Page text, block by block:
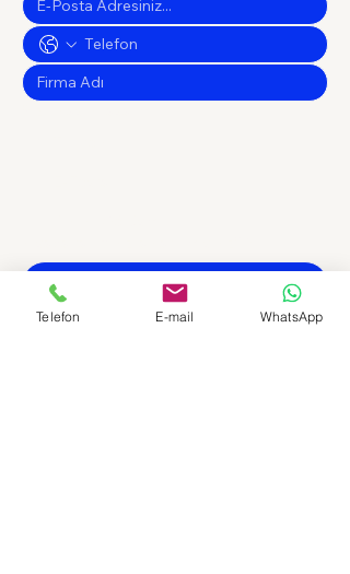
Telefon E-mail WhatsApp